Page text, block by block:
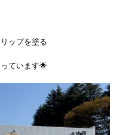
ップを塗る
ています🌟